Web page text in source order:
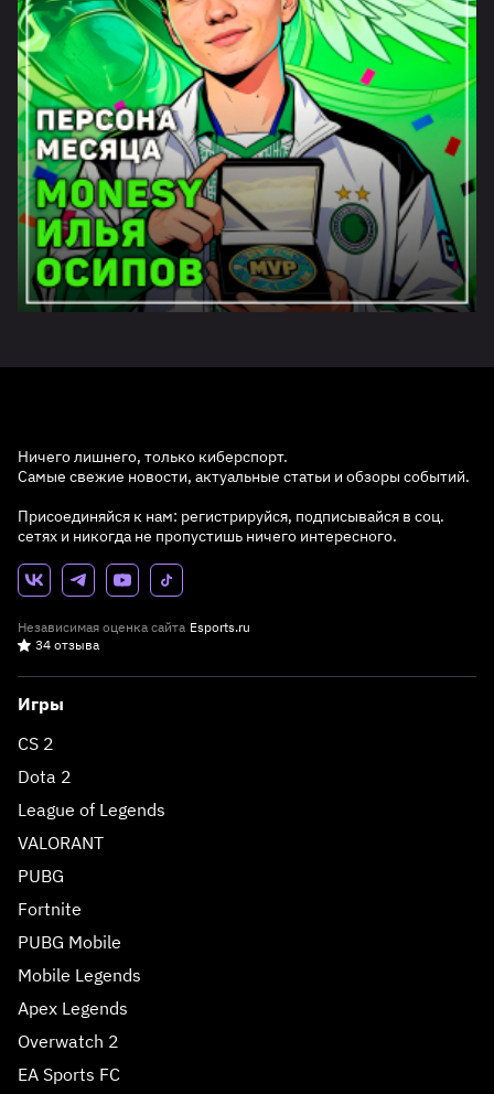
Ничего лишнего, только киберспорт.
Самые свежие новости, актуальные статьи и обзоры событий.
Присоединяйся к нам: регистрируйся, подписывайся в соц.
сетях и никогда не пропустишь ничего интересного.
Независимая оценка сайта Esports.ru
34 отзыва
Игры
CS 2
Dota 2
League of Legends
VALORANT
PUBG
Fortnite
PUBG Mobile
Mobile Legends
Apex Legends
Overwatch 2
EA Sports FC